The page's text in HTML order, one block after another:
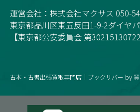
運営会社：株式会社マクサス 050-
東京都品川区東五反田1-9-2ダイヤ
【東京都公安委員会 第
古本・古書出張買取専門店｜ブックリバー by